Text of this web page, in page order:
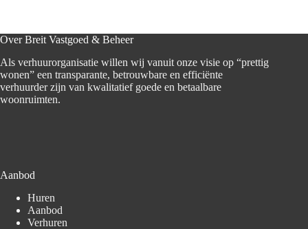
Over Breit Vastgoed & Beheer
Als verhuurorganisatie willen wij vanuit onze visie op “prettig
wonen” een transparante, betrouwbare en efficiënte
verhuurder zijn van kwalitatief goede en betaalbare
woonruimten.
Aanbod
Huren
Aanbod
Verhuren